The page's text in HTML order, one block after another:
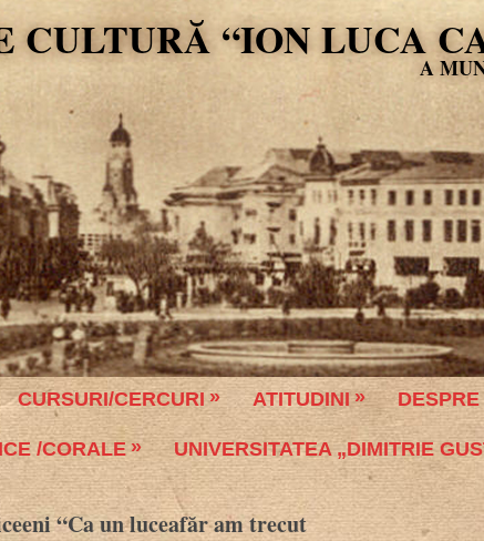
CULTURĂ “ION LUCA
CURSURI/CERCURI ATITUDINI DESPRE
/CORALE UNIVERSITATEA „DIMITRIE
“Ca un luceafăr am trecut